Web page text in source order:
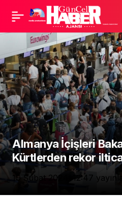
Almanya İçişleri
Kürtlerden rekor
19 Şubat 2024, 12:47
TBMM Başkanı Numan
Kurtulmuş, Gazeteci
Pelin Çift’in hocası çıktı!